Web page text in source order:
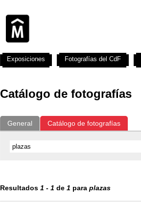
Catálogo de fotografías
General Catálogo de fotografías
Resultados 1 - 1 de 1 para plazas
Exposiciones Fotografías del CdF